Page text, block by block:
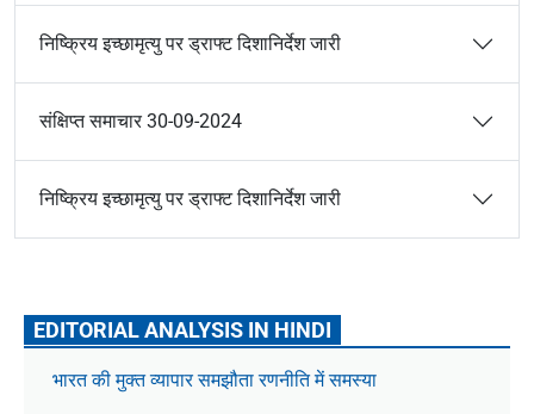
निष्क्रिय इच्छामृत्यु पर ड्राफ्ट दिशानिर्देश जारी
संक्षिप्त समाचार 30-09-2024
निष्क्रिय इच्छामृत्यु पर ड्राफ्ट दिशानिर्देश जारी
EDITORIAL ANALYSIS IN HINDI
भारत की मुक्त व्यापार समझौता रणनीति में समस्या